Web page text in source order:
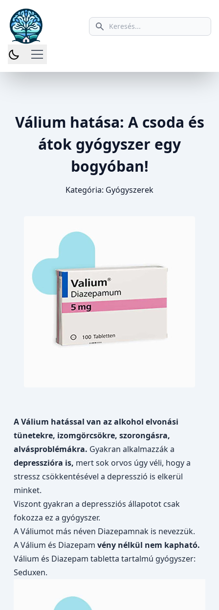
Keresés ikon
Válium hatása: A csoda és
átok gyógyszer egy
bogyóban!
Kategória: Gyógyszerek
A Válium hatással van az alkohol elvonási
tünetekre, izomgörcsökre, szorongásra,
alvásproblémákra. Gyakran alkalmazzák a
depresszióra is, mert sok orvos úgy véli, hogy a
stressz csökkentésével a depresszió is elkerül
minket.
Viszont gyakran a depressziós állapotot csak
fokozza ez a gyógyszer.
A Váliumot más néven Diazepamnak is nevezzük.
A Válium és Diazepam vény nélkül nem kapható.
Válium és Diazepam tabletta tartalmú gyógyszer:
Seduxen.